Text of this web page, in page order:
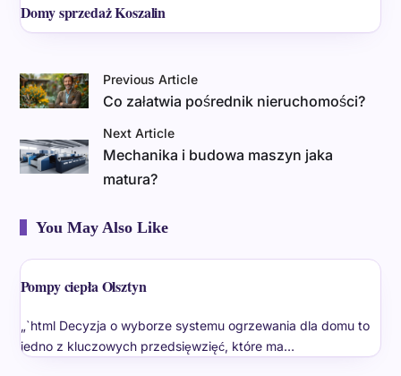
Domy sprzedaż Koszalin
Previous Article
Co załatwia pośrednik nieruchomości?
Next Article
Mechanika i budowa maszyn jaka
matura?
You May Also Like
Pompy ciepła Olsztyn
„`html Decyzja o wyborze systemu ogrzewania dla domu to
jedno z kluczowych przedsięwzięć, które ma…